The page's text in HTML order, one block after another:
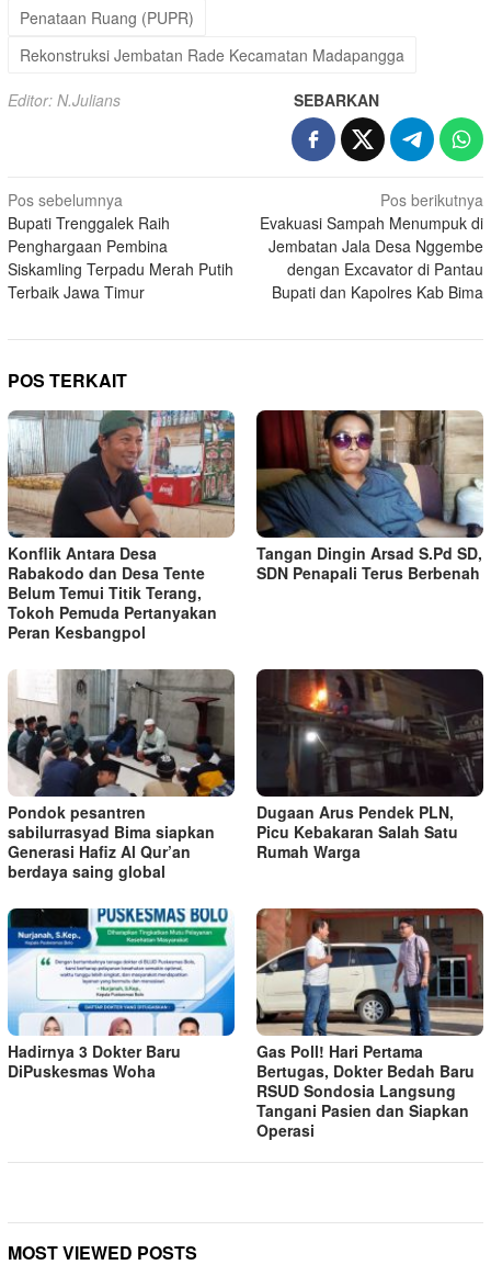
Penataan Ruang (PUPR)
Rekonstruksi Jembatan Rade Kecamatan Madapangga
Editor: N.Julians SEBARKAN
Navigasi
pos
Pos sebelumnya
Bupati Trenggalek Raih
Penghargaan Pembina
Siskamling Terpadu Merah Putih
Terbaik Jawa Timur
Pos berikutnya
Evakuasi Sampah Menumpuk di
Jembatan Jala Desa Nggembe
dengan Excavator di Pantau
Bupati dan Kapolres Kab Bima
POS TERKAIT
Konflik Antara Desa
Rabakodo dan Desa Tente
Belum Temui Titik Terang,
Tokoh Pemuda Pertanyakan
Peran Kesbangpol
Tangan Dingin Arsad S.Pd SD,
SDN Penapali Terus Berbenah
Pondok pesantren
sabilurrasyad Bima siapkan
Generasi Hafiz Al Qur’an
berdaya saing global
Dugaan Arus Pendek PLN,
Picu Kebakaran Salah Satu
Rumah Warga
Hadirnya 3 Dokter Baru
DiPuskesmas Woha
Gas Poll! Hari Pertama
Bertugas, Dokter Bedah Baru
RSUD Sondosia Langsung
Tangani Pasien dan Siapkan
Operasi
MOST VIEWED POSTS